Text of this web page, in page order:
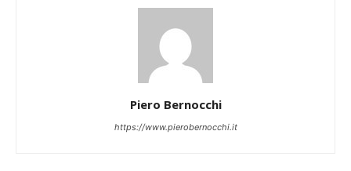
Piero Bernocchi
https://www.pierobernocchi.it